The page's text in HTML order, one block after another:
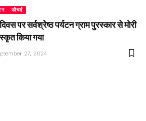
फीचर्ड
पर सर्वश्रेष्ठ पर्यटन ग्राम पुरस्कार से मोरी
किया गया
27, 2024